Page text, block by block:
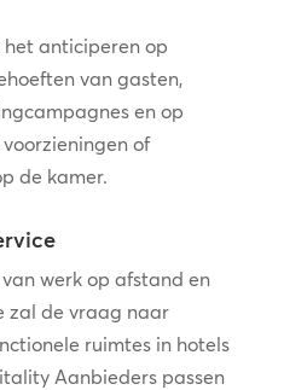
anticiperen op
van gasten,
en op
of
de kamer.
werk op afstand en
zal de vraag naar
ruimtes in hotels
Aanbieders passen